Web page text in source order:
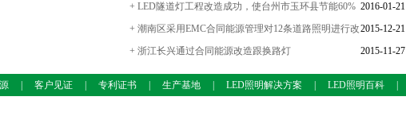
具？
2016-01-21
+ LED隧道灯工程改造成功，使台州市玉环县节能60%
以上
2015-12-21
+ 潮南区采用EMC合同能源管理对12条道路照明进行改
造
2015-11-27
+ 浙江长兴通过合同能源改造跟换路灯
客户见证 专利证书 生产基地 LED照明解决方案 LED照明百科